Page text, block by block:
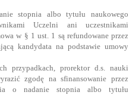
stopnia albo tytułu naukowego
Uczelni ani uczestnikami
w § 1 ust. 1 są refundowane przez
kandydata na podstawie umowy
przypadkach, prorektor d.s. nauki
zgodę na sfinansowanie przez
o nadanie stopnia albo tytułu